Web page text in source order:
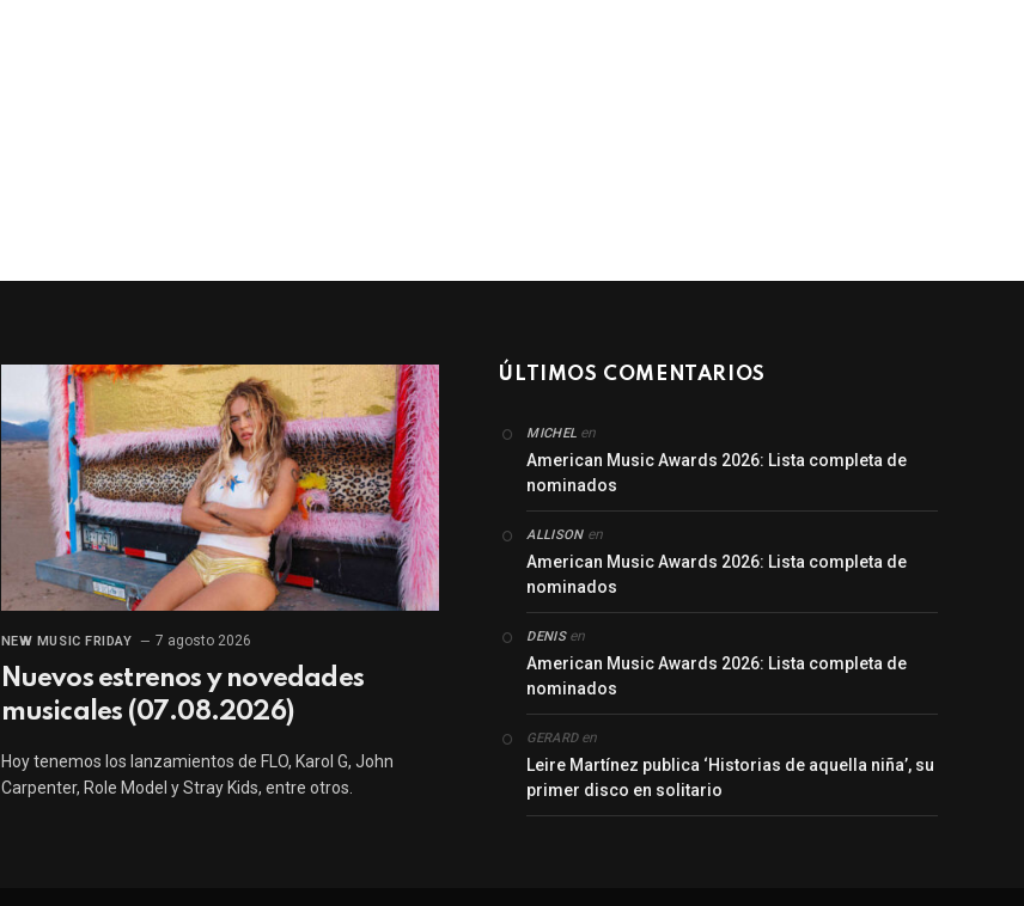
NEW MUSIC FRIDAY 7 agosto 2026
Nuevos estrenos y novedades
musicales (07.08.2026)
Hoy tenemos los lanzamientos de FLO, Karol G, John
Carpenter, Role Model y Stray Kids, entre otros.
ÚLTIMOS COMENTARIOS
MICHEL en
American Music Awards 2026: Lista completa de
nominados
ALLISONen
American Music Awards 2026: Lista completa de
nominados
DENISen
American Music Awards 2026: Lista completa de
nominados
GERARDen
Leire Martínez publica ‘Historias de aquella niña’, su
primer disco en solitario